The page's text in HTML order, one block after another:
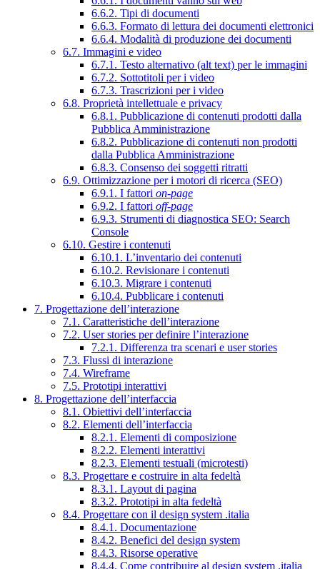
6.6.2. Tipi di documenti
6.6.3. Formato di lettura dei documenti elettronici
6.6.4. Modalità di produzione dei documenti
6.7. Immagini e video
6.7.1. Testo alternativo (alt text) per le immagini
6.7.2. Sottotitoli per i video
6.7.3. Trascrizioni per i video
6.8. Proprietà intellettuale e privacy
6.8.1. Pubblicazione di contenuti prodotti dalla
Pubblica Amministrazione
6.8.2. Pubblicazione di contenuti non prodotti
dalla Pubblica Amministrazione
6.8.3. Consenso dei soggetti ritratti
6.9. Ottimizzazione per i motori di ricerca (SEO)
6.9.1. I fattori on-page
6.9.2. I fattori off-page
6.9.3. Strumenti di diagnostica SEO: Search
Console
6.10. Gestire i contenuti
6.10.1. L’inventario dei contenuti
6.10.2. Revisionare i contenuti
6.10.3. Migrare i contenuti
6.10.4. Pubblicare i contenuti
7. Progettazione dell’interazione
7.1. Caratteristiche dell’interazione
7.2. User stories per definire l’interazione
7.2.1. Differenza tra scenari e user stories
7.3. Flussi di interazione
7.4. Wireframe
7.5. Prototipi interattivi
8. Progettazione dell’interfaccia
8.1. Obiettivi dell’interfaccia
8.2. Elementi dell’interfaccia
8.2.1. Elementi di composizione
8.2.2. Elementi interattivi
8.2.3. Elementi testuali (microtesti)
8.3. Progettare e costruire in alta fedeltà
8.3.1. Layout di pagina
8.3.2. Prototipi in alta fedeltà
8.4. Progettare con il design system .italia
8.4.1. Documentazione
8.4.2. Benefici del design system
8.4.3. Risorse operative
8.4.4. Come contribuire al design system .italia